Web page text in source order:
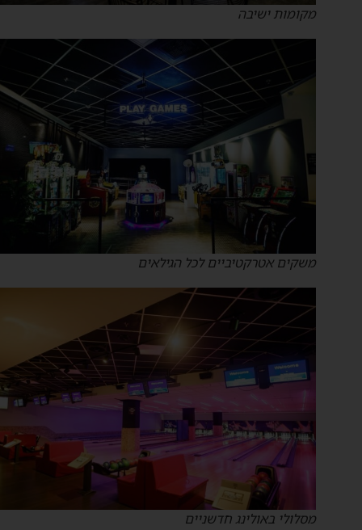
מקומות ישיבה
משקים אטרקטיביים לכל הגילאים
מסלולי באולינג חדשניים